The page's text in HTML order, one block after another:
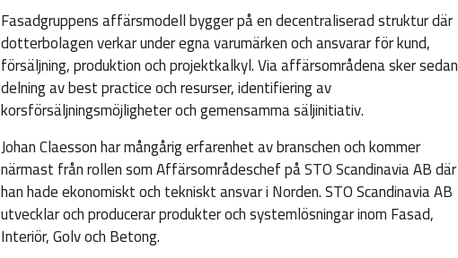
Fasadgruppens affärsmodell bygger på en decentraliserad struktur där
dotterbolagen verkar under egna varumärken och ansvarar för kund,
försäljning, produktion och projektkalkyl. Via affärsområdena sker sedan
delning av best practice och resurser, identifiering av
korsförsäljningsmöjligheter och gemensamma säljinitiativ.
Johan Claesson har mångårig erfarenhet av branschen och kommer
närmast från rollen som Affärsområdeschef på STO Scandinavia AB där
han hade ekonomiskt och tekniskt ansvar i Norden. STO Scandinavia AB
utvecklar och producerar produkter och systemlösningar inom Fasad,
Interiör, Golv och Betong.